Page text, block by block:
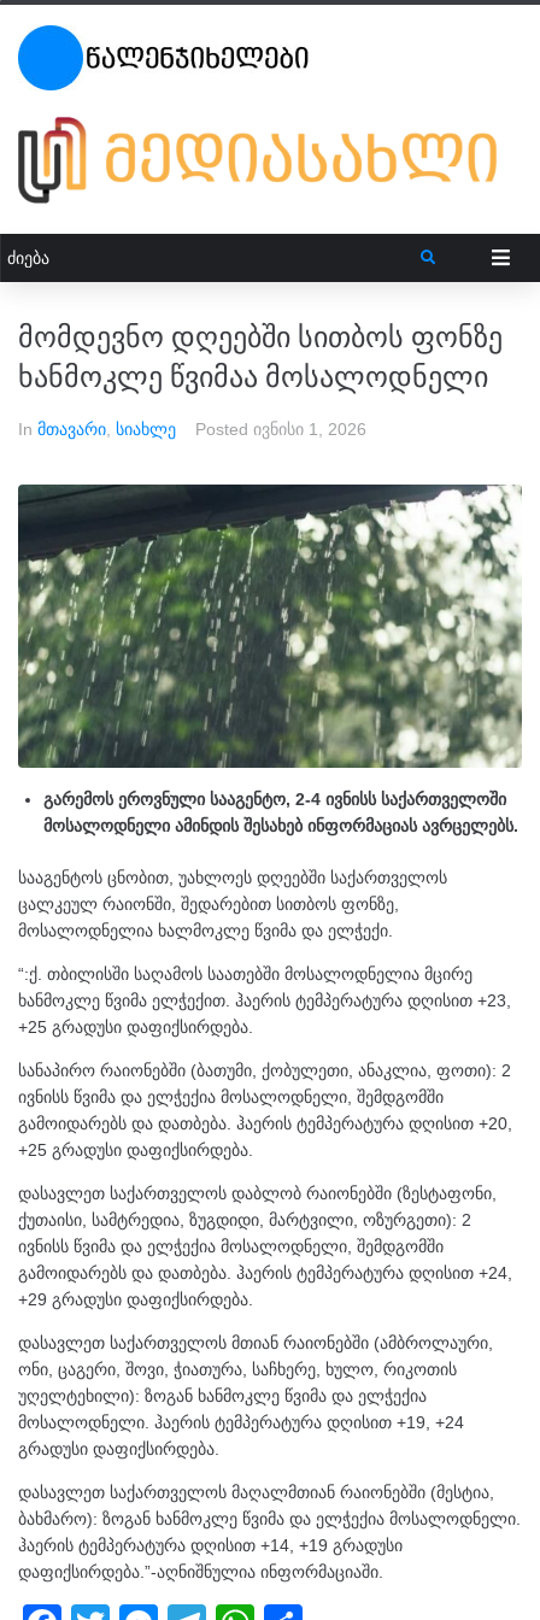
მომდევნო დღეებში სითბოს ფონზე
ხანმოკლე წვიმაა მოსალოდნელი
In მთავარი სიახლე Posted ივნისი 1, 2026
გარემოს ეროვნული სააგენტო, 2-4 ივნისს საქართველოში
მოსალოდნელი ამინდის შესახებ ინფორმაციას ავრცელებს.
სააგენტოს ცნობით, უახლოეს დღეებში საქართველოს
ცალკეულ რაიონში, შედარებით სითბოს ფონზე,
მოსალოდნელია ხალმოკლე წვიმა და ელჭექი.
“:ქ. თბილისში საღამოს საათებში მოსალოდნელია მცირე
ხანმოკლე წვიმა ელჭექით. ჰაერის ტემპერატურა დღისით +23,
+25 გრადუსი დაფიქსირდება.
სანაპირო რაიონებში (ბათუმი, ქობულეთი, ანაკლია, ფოთი): 2
ივნისს წვიმა და ელჭექია მოსალოდნელი, შემდგომში
გამოიდარებს და დათბება. ჰაერის ტემპერატურა დღისით +20,
+25 გრადუსი დაფიქსირდება.
დასავლეთ საქართველოს დაბლობ რაიონებში (ზესტაფონი,
ქუთაისი, სამტრედია, ზუგდიდი, მარტვილი, ოზურგეთი): 2
ივნისს წვიმა და ელჭექია მოსალოდნელი, შემდგომში
გამოიდარებს და დათბება. ჰაერის ტემპერატურა დღისით +24,
+29 გრადუსი დაფიქსირდება.
დასავლეთ საქართველოს მთიან რაიონებში (ამბროლაური,
ონი, ცაგერი, შოვი, ჭიათურა, საჩხერე, ხულო, რიკოთის
უღელტეხილი): ზოგან ხანმოკლე წვიმა და ელჭექია
მოსალოდნელი. ჰაერის ტემპერატურა დღისით +19, +24
გრადუსი დაფიქსირდება.
დასავლეთ საქართველოს მაღალმთიან რაიონებში (მესტია,
ბახმარო): ზოგან ხანმოკლე წვიმა და ელჭექია მოსალოდნელი.
ჰაერის ტემპერატურა დღისით +14, +19 გრადუსი
დაფიქსირდება.”-აღნიშნულია ინფორმაციაში.